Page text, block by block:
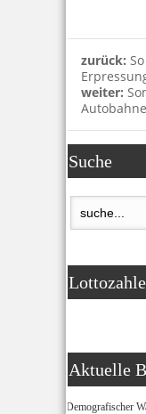
zurück:
weiter:
Suche
Aktuelle
Demografischer